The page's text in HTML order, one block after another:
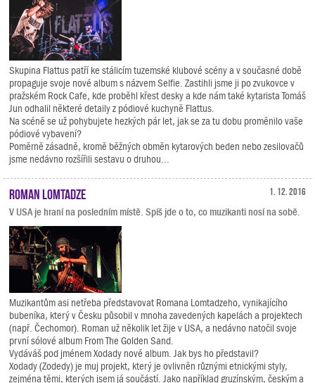
Skupina Flattus patří ke stálicím tuzemské klubové scény a v současné době
propaguje svoje nové album s názvem Selfie. Zastihli jsme ji po zvukovce v
pražském Rock Cafe, kde proběhl křest desky a kde nám také kytarista Tomáš
Jun odhalil některé detaily z pódiové kuchyně Flattus.
Na scéně se už pohybujete hezkých pár let, jak se za tu dobu proměnilo vaše
pódiové vybavení?
Poměrně zásadně, kromě běžných obměn kytarových beden nebo zesilovačů
jsme nedávno rozšířili sestavu o druhou...
1. 12. 2016
Roman Lomtadze
V USA je hraní na posledním místě. Spíš jde o to, co muzikanti nosí na sobě.
Muzikantům asi netřeba představovat Romana Lomtadzeho, vynikajícího
bubeníka, který v Česku působil v mnoha zavedených kapelách a projektech
(např. Čechomor). Roman už několik let žije v USA, a nedávno natočil svoje
první sólové album From The Golden Sand.
Vydáváš pod jménem Xodady nové album. Jak bys ho představil?
Xodady (Zodedy) je muj projekt, který je ovlivněn různými etnickými styly,
zejména těmi, kterých jsem já součástí. Jako například gruzínským, českým a